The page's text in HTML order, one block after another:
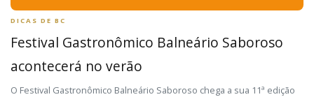
DICAS DE BC
Festival Gastronômico Balneário Saboroso
acontecerá no verão
O Festival Gastronômico Balneário Saboroso chega a sua 11ª edição